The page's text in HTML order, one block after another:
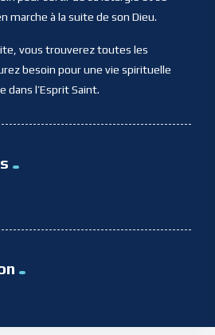
à la suite de son Dieu.
vous trouverez toutes les
besoin pour une vie spirituelle
dans l’Esprit Saint.